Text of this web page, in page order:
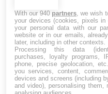
1 2
With our 940 partners , we wish
your devices (cookies, pixels
your personal data with our
website or in our emails,
later, including in other contexts.
Processing this data
purchases, loyalty programs,
phone, precise geolocation,
you services, content,
devices and screens (including
and video), personalising them,
analysing audiences.